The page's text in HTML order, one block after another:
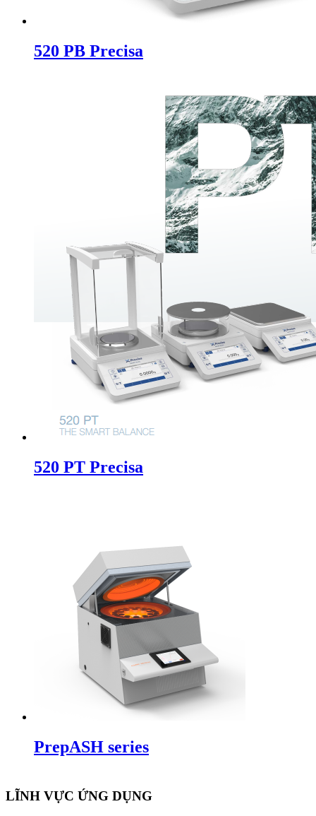
520 PB Precisa
520 PT Precisa
PrepASH series
LĨNH VỰC ỨNG DỤNG